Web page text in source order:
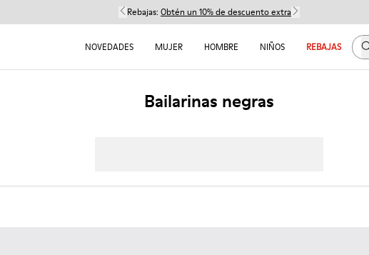
Rebajas: Obtén un 10% de descuento extra
NOVEDADES MUJER HOMBRE NIÑOS REBAJAS
Bailarinas negras